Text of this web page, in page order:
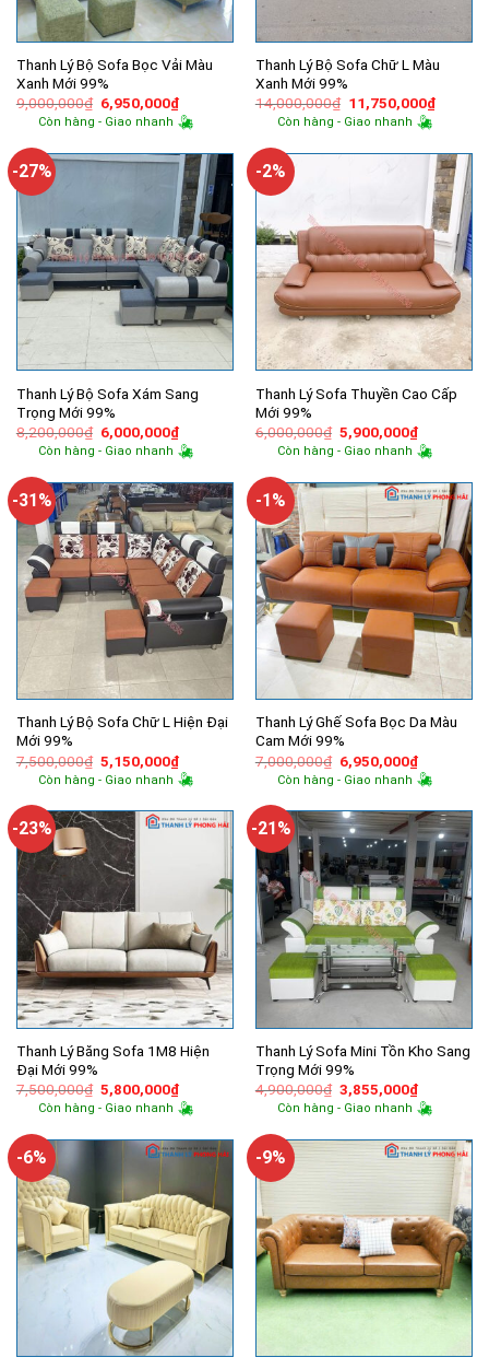
Thanh Lý Bộ Sofa Bọc Vải Màu
Xanh Mới 99%
9,000,000₫ Giá
gốc
là:
6,950,000₫Giá
hiện
tại
6,950,000₫.
Còn hàng - Giao nhanh
Thanh Lý Bộ Sofa Chữ L Màu
Xanh Mới 99%
14,000,000₫ Giá
gốc
là:
11,750,000₫Giá
hiện
Còn hàng - Giao nhanh
-27%
Thanh Lý Bộ Sofa Xám Sang
Trọng Mới 99%
8,200,000₫ Giá
gốc
là:
6,000,000₫Giá
hiện
tại
6,000,000₫.
Còn hàng - Giao nhanh
-2%
Thanh Lý Sofa Thuyền Cao Cấp
Mới 99%
6,000,000₫ Giá
gốc
là:
5,900,000₫Giá
hiện
tại
Còn hàng - Giao nhanh
-31%
Thanh Lý Bộ Sofa Chữ L Hiện Đại
Mới 99%
7,500,000₫ Giá
gốc
là:
5,150,000₫Giá
hiện
tại
5,150,000₫.
Còn hàng - Giao nhanh
-1%
Thanh Lý Ghế Sofa Bọc Da Màu
Cam Mới 99%
7,000,000₫ Giá
gốc
là:
6,950,000₫Giá
hiện
tại
Còn hàng - Giao nhanh
-23%
Thanh Lý Băng Sofa 1M8 Hiện
Đại Mới 99%
7,500,000₫ Giá
gốc
là:
5,800,000₫Giá
hiện
tại
5,800,000₫.
Còn hàng - Giao nhanh
-21%
Thanh Lý Sofa Mini Tồn Kho Sang
Trọng Mới 99%
4,900,000₫ Giá
gốc
là:
3,855,000₫Giá
hiện
tại
Còn hàng - Giao nhanh
-6% -9%